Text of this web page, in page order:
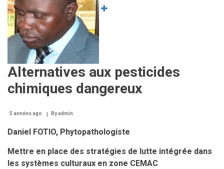
Alternatives aux pesticides
chimiques dangereux
5 années ago Byadmin
Daniel FOTIO, Phytopathologiste
Mettre en place des stratégies de lutte intégrée dans
les systèmes culturaux en zone CEMAC